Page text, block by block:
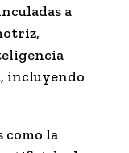
a
incluyendo
como la